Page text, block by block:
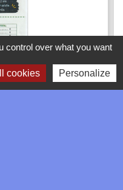
control over what you want
cookies Personalize